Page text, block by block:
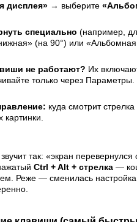
дисплея» → выберите
специально (например,
(на 90°) или «Альбомная
не работают? Их
только через Параметры.
куда смотрит
картинки.
так: «экран
Ctrl + Alt + стрелка —
Реже — сменилась